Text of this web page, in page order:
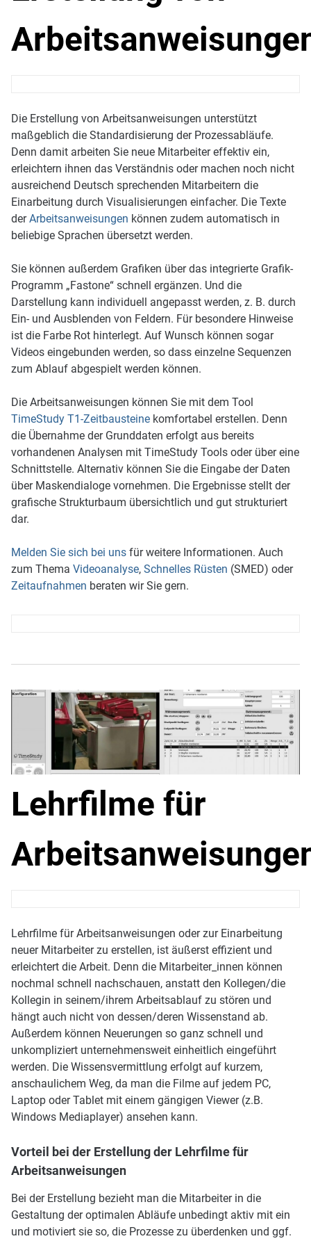
Die Erstellung von Arbeitsanweisungen unterstützt
maßgeblich die Standardisierung der Prozessabläufe.
Denn damit arbeiten Sie neue Mitarbeiter effektiv ein,
erleichtern ihnen das Verständnis oder machen noch nicht
ausreichend Deutsch sprechenden Mitarbeitern die
Einarbeitung durch Visualisierungen einfacher. Die Texte
derArbeitsanweisungen können zudem automatisch in
beliebige Sprachen übersetzt werden.
Sie können außerdem Grafiken über das integrierte Grafik-
Programm „Fastone“ schnell ergänzen. Und die
Darstellung kann individuell angepasst werden, z. B. durch
Ein- und Ausblenden von Feldern. Für besondere Hinweise
ist die Farbe Rot hinterlegt. Auf Wunsch können sogar
Videos eingebunden werden, so dass einzelne Sequenzen
zum Ablauf abgespielt werden können.
Die Arbeitsanweisungen können Sie mit dem Tool
TimeStudy T1-Zeitbausteinekomfortabel erstellen. Denn
die Übernahme der Grunddaten erfolgt aus bereits
vorhandenen Analysen mit TimeStudy Tools oder über eine
Schnittstelle. Alternativ können Sie die Eingabe der Daten
über Maskendialoge vornehmen. Die Ergebnisse stellt der
grafische Strukturbaum übersichtlich und gut strukturiert
dar.
Melden Sie sich bei unsfür weitere Informationen. Auch
zum Thema Videoanalyse, Schnelles Rüsten (SMED) oder
Zeitaufnahmen beraten wir Sie gern.
Lehrfilme für
Lehrfilme für Arbeitsanweisungen oder zur Einarbeitung
neuer Mitarbeiter zu erstellen, ist äußerst effizient und
erleichtert die Arbeit. Denn die Mitarbeiter_innen können
nochmal schnell nachschauen, anstatt den Kollegen/die
Kollegin in seinem/ihrem Arbeitsablauf zu stören und
hängt auch nicht von dessen/deren Wissenstand ab.
Außerdem können Neuerungen so ganz schnell und
unkompliziert unternehmensweit einheitlich eingeführt
werden. Die Wissensvermittlung erfolgt auf kurzem,
anschaulichem Weg, da man die Filme auf jedem PC,
Laptop oder Tablet mit einem gängigen Viewer (z.B.
Windows Mediaplayer) ansehen kann.
Vorteil bei der Erstellung der Lehrfilme für
Arbeitsanweisungen
Bei der Erstellung bezieht man die Mitarbeiter in die
Gestaltung der optimalen Abläufe unbedingt aktiv mit ein
und motiviert sie so, die Prozesse zu überdenken und ggf.